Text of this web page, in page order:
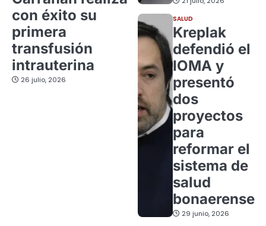
con éxito su
primera
transfusión
intrauterina
26 julio, 2026
SALUD
Kreplak
defendió el
IOMA y
presentó
dos
proyectos
para
reformar el
sistema de
salud
bonaerense
29 junio, 2026